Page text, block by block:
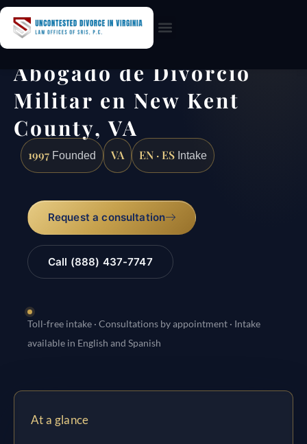
Abogado de Divorcio
Militar en New Kent
County, VA
1997 Founded VA EN · ES Intake
Request a consultation
Call (888) 437-7747
Toll-free intake · Consultations by appointment · Intake
available in English and Spanish
At a glance